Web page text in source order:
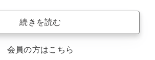
続きを読む
会員の方はこちら